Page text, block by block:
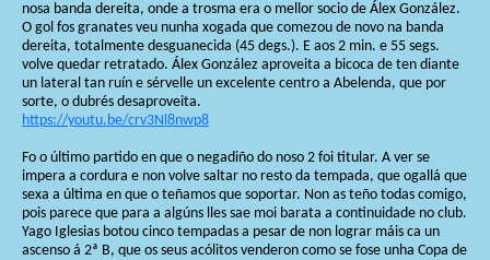
nosa banda dereita, onde a trosma era o mellor socio de Álex González.
O gol fos granates veu nunha xogada que comezou de novo na banda
dereita, totalmente desguanecida (45 degs.). E aos 2 min. e 55 segs.
volve quedar retratado. Álex González aproveita a bicoca de ten diante
un lateral tan ruín e sérvelle un excelente centro a Abelenda, que por
sorte, o dubrés desaproveita.
https://youtu.be/crv3Nl8nwp8
Fo o último partido en que o negadiño do noso 2 foi titular. A ver se
impera a cordura e non volve saltar no resto da tempada, que ogallá que
sexa a última en que o teñamos que soportar. Non as teño todas comigo,
pois parece que para a algúns lles sae moi barata a continuidade no club.
Yago Iglesias botou cinco tempadas a pesar de non lograr máis ca un
ascenso á 2ª B, que os seus acólitos venderon como se fose unha Copa de